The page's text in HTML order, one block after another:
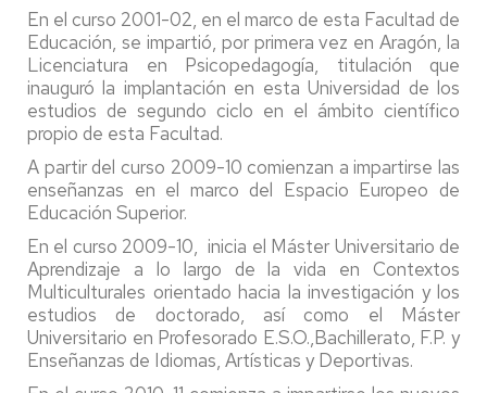
En el curso 2001-02, en el marco de esta Facultad de
Educación, se impartió, por primera vez en Aragón, la
Licenciatura en Psicopedagogía, titulación que
inauguró la implantación en esta Universidad de los
estudios de segundo ciclo en el ámbito científico
propio de esta Facultad.
A partir del curso 2009-10 comienzan a impartirse las
enseñanzas en el marco del Espacio Europeo de
Educación Superior.
En el curso 2009-10, inicia el Máster Universitario de
Aprendizaje a lo largo de la vida en Contextos
Multiculturales orientado hacia la investigación y los
estudios de doctorado, así como el Máster
Universitario en Profesorado E.S.O.,Bachillerato, F.P. y
Enseñanzas de Idiomas, Artísticas y Deportivas.